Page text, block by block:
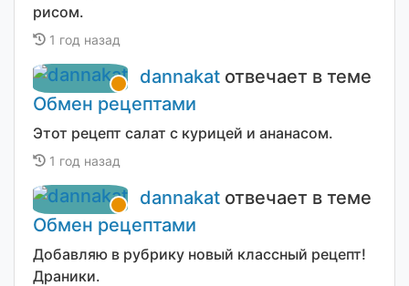
рисом.
1 год назад
dannakat отвечает в теме
Обмен рецептами
Этот рецепт салат с курицей и ананасом.
1 год назад
dannakat отвечает в теме
Обмен рецептами
Добавляю в рубрику новый классный рецепт!
Драники.